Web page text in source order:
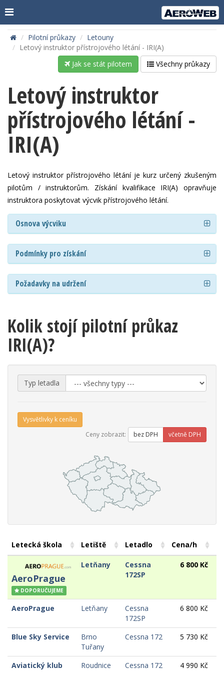
Pilotní průkazy
Letouny
Letový instruktor přístrojového létání - IRI(A)
Jak se stát pilotem
Všechny průkazy
Letový instruktor
přístrojového létání -
IRI(A)
Letový instruktor přístrojového létání je kurz určený zkušeným
pilotům / instruktorům. Získání kvalifikace IRI(A) opravňuje
instruktora poskytovat výcvik přístrojového létání.
Osnova výcviku
Podmínky pro získání
Požadavky na udržení
Kolik stojí pilotní průkaz
IRI(A)?
Typ letadla
Vysvětlivky k ceníku
Ceny zobrazit: bez DPH včetně DPH
Letecká škola Letiště Letadlo Cena/h
AeroPrague
DOPORUČUJEME
Letňany
Cessna
172SP
6 800 Kč
AeroPrague Letňany
Cessna
172SP
6 800 Kč
Blue Sky Service
Brno
Tuřany
Cessna 172 5 730 Kč
Aviatický klub Roudnice Cessna 172 4 990 Kč